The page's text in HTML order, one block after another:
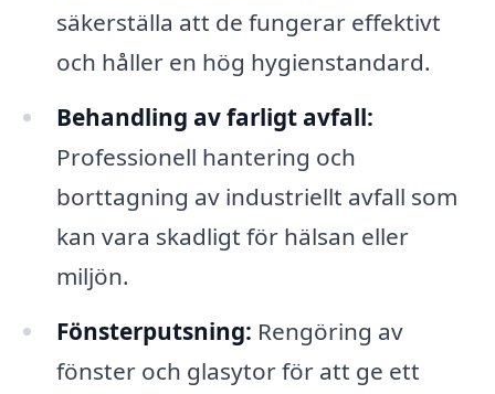
säkerställa att de fungerar effektivt
och håller en hög hygienstandard.
Behandling av farligt avfall:
Professionell hantering och
borttagning av industriellt avfall som
kan vara skadligt för hälsan eller
miljön.
Fönsterputsning: Rengöring av
fönster och glasytor för att ge ett